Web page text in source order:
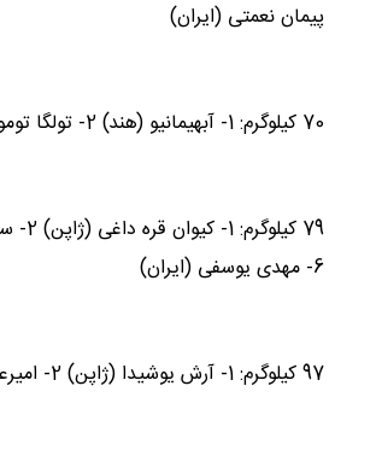
پیمان نعمتی (ایران)
70 کیلوگرم: 1- آبهیمانیو (هند) 2- تولگا تومور اوچیر (مغولستان) 3- سینا خلیلی (ایران) و ارنظر آکمات علی اف (قرقیزستان)
6- مهدی یوسفی (ایران)
97 کیلوگرم: 1- آرش یوشیدا (ژاپن) 2- امیرعلی آذرپیرا (ایران) 3- احمد تاج الدینوف (بحرین) و شهزاد پایانوف (ازبکستان)